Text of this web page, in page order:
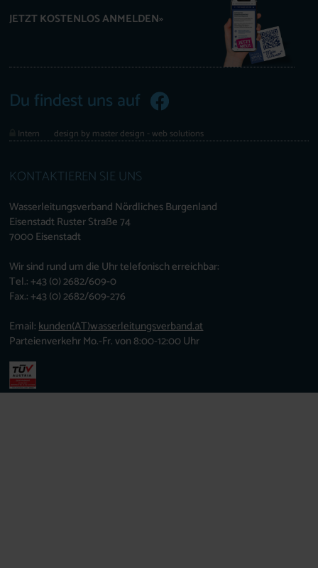
JETZT KOSTENLOS ANMELDEN»
Du findest uns auf
design by master design - web solutions
Intern
KONTAKTIEREN SIE UNS
Wasserleitungsverband Nördliches Burgenland
Eisenstadt Ruster Straße 74
7000 Eisenstadt
Wir sind rund um die Uhr telefonisch erreichbar:
Tel.: +43 (0) 2682/609-0
Fax.: +43 (0) 2682/609-276
Email:kunden(AT)wasserleitungsverband.at
Parteienverkehr Mo.-Fr. von 8:00-12:00 Uhr